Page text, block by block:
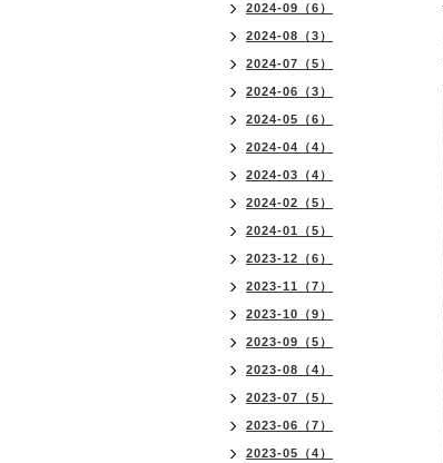
2024-09（6）
2024-08（3）
2024-07（5）
2024-06（3）
2024-05（6）
2024-04（4）
2024-03（4）
2024-02（5）
2024-01（5）
2023-12（6）
2023-11（7）
2023-10（9）
2023-09（5）
2023-08（4）
2023-07（5）
2023-06（7）
2023-05（4）